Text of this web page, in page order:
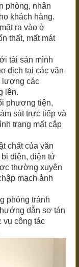
phòng, nhân
khách hàng.
ra vào ở
thất, mất mát
tài sản mình
dịch tại các văn
lượng các
lên.
phương tiện,
sát trực tiếp và
trạng mất cắp
chất của văn
điện, điện tử
thường xuyên
mạch ảnh
phòng tránh
dẫn sơ tán
vụ công tác